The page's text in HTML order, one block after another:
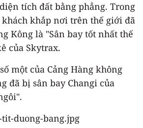
tích đất bằng phẳng. Trong
khắp nơi trên thế giới đã
Kông là "Sân bay tốt nhất thế
của Skytrax.
một của Cảng Hàng không
đã bị sân bay Changi của